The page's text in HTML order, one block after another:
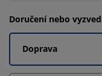
Doručení nebo
Doprava